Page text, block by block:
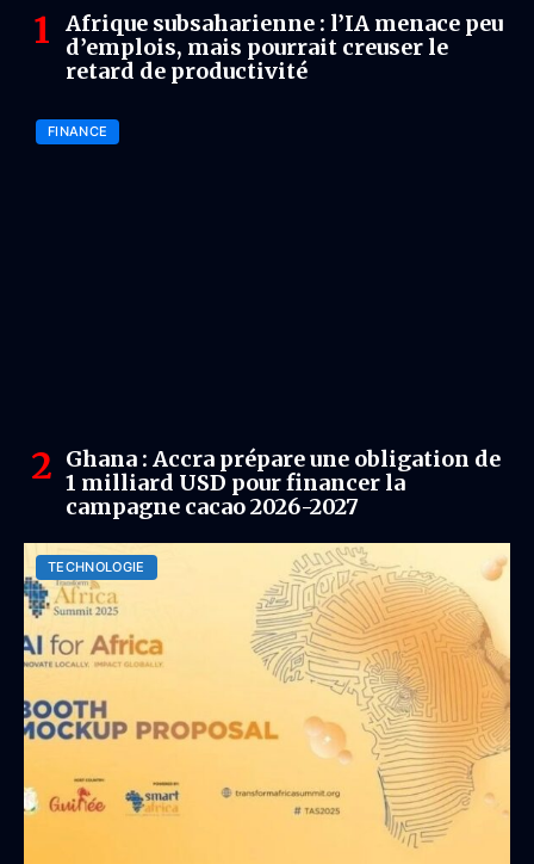
Afrique subsaharienne : l’IA menace peu
d’emplois, mais pourrait creuser le
retard de productivité
FINANCE
Ghana : Accra prépare une obligation de
1 milliard USD pour financer la
campagne cacao 2026-2027
TECHNOLOGIE